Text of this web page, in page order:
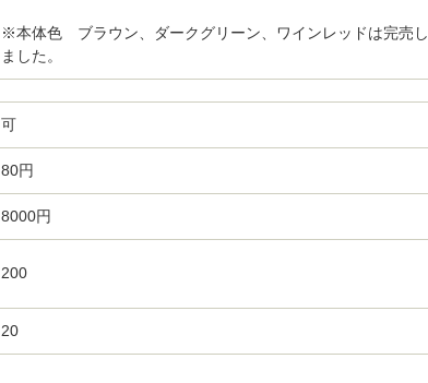
※本体色 ブラウン、ダークグリーン、ワインレッドは完売し
ました。
可
80円
8000円
200
20